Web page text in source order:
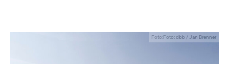
Foto:Foto: dbb / Jan Brenner